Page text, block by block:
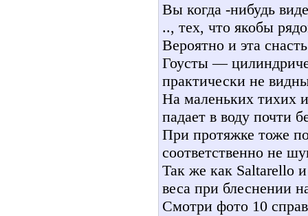
Вы когда -нибудь
.., тех, что якобы
Вероятно и эта
Гоусты —
практически не
На маленьких тихих
падает в воду почти
При протяжке тоже
соответственно не
Так же как Saltarello
веса при блеснении
Смотри фото 10